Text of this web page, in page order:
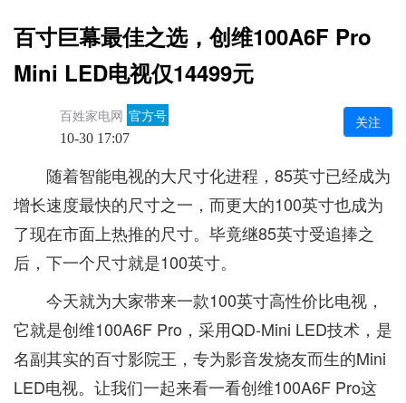
百寸巨幕最佳之选，创维100A6F Pro
Mini LED电视仅14499元
百姓家电网 官方号
10-30 17:07
关注
随着智能电视的大尺寸化进程，85英寸已经成为
增长速度最快的尺寸之一，而更大的100英寸也成为
了现在市面上热推的尺寸。毕竟继85英寸受追捧之
后，下一个尺寸就是100英寸。
今天就为大家带来一款100英寸高性价比电视，
它就是创维100A6F Pro，采用QD-Mini LED技术，是
名副其实的百寸影院王，专为影音发烧友而生的Mini
LED电视。让我们一起来看一看创维100A6F Pro这